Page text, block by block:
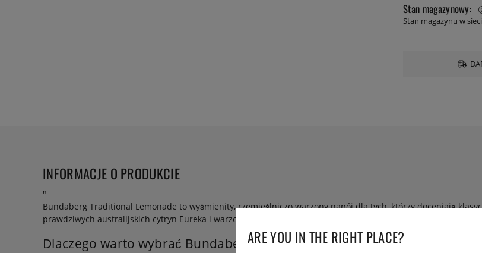
Stan magazynowy:
Stan magazynu w sieci
INFORMACJE O PRODUKCIE
"
Bundaberg Traditional Lemonade to wyśmienity, rzemieślniczo warzony napój dla tych, którzy doceniają
prawdziwych australijskich cytryn Eureka i warzona przez trzy dni, ta lemoniada dostarcza orzeźwiająco
Dlaczego warto wybrać Bundaberg Traditional Lemonade?
ARE YOU IN THE RIGHT PLACE?